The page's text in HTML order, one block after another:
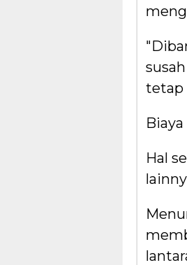
tetap
Hal